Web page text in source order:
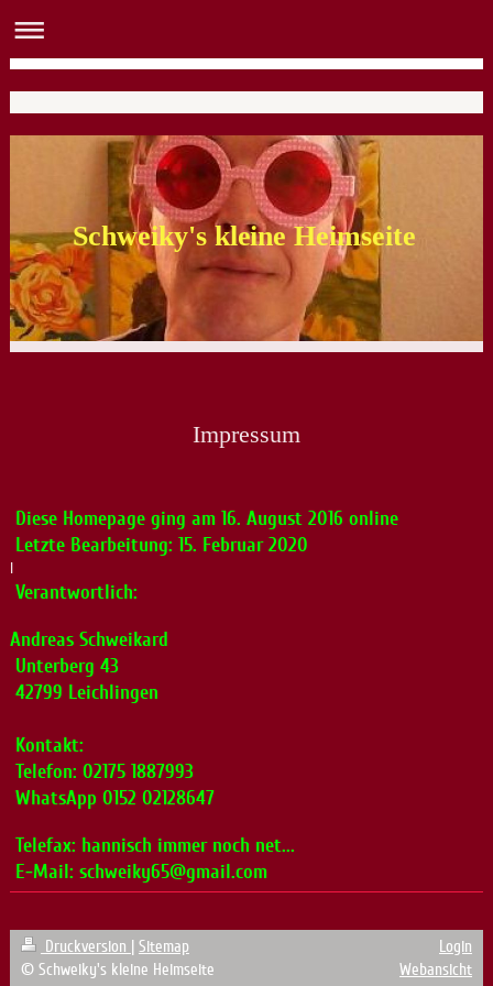
Schweiky's kleine Heimseite
Impressum
Diese Homepage ging am 16. August 2016 online
Letzte Bearbeitung: 15. Februar 2020
l
Verantwortlich:
Andreas Schweikard
Unterberg 43
42799 Leichlingen
Kontakt:
Telefon: 02175 1887993
WhatsApp 0152 02128647
Telefax: hannisch immer noch net...
E-Mail: schweiky65@gmail.com
Druckversion | Sitemap
© Schweiky's kleine Heimseite
Login
Webansicht